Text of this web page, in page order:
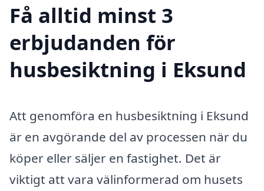
Få alltid minst 3
erbjudanden för
husbesiktning i Eksund
Att genomföra en husbesiktning i Eksund
är en avgörande del av processen när du
köper eller säljer en fastighet. Det är
viktigt att vara välinformerad om husets